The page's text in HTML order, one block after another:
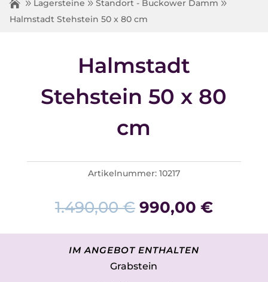
Lagersteine
Standort - Buckower Damm
Halmstadt Stehstein 50 x 80 cm
Halmstadt
Stehstein 50 x 80
cm
Artikelnummer: 10217
1.490,00€ Ursprünglicher
war:
1.490,00 €
990,00 €
ist:
IM ANGEBOT ENTHALTEN
Grabstein